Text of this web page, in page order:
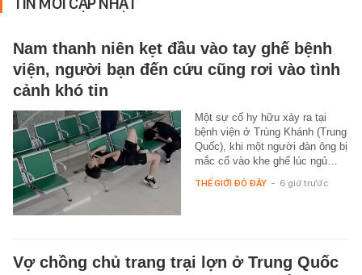
Nam thanh niên kẹt đầu vào tay ghế bệnh
viện, người bạn đến cứu cũng rơi vào tình
cảnh khó tin
Một sự cố hy hữu xảy ra tại
bệnh viện ở Trùng Khánh (Trung
Quốc), khi một người đàn ông bị
mắc cổ vào khe ghế lúc ngủ…
THẾ GIỚI ĐÓ ĐÂY - 6 giờ trước
Vợ chồng chủ trang trại lợn ở Trung Quốc